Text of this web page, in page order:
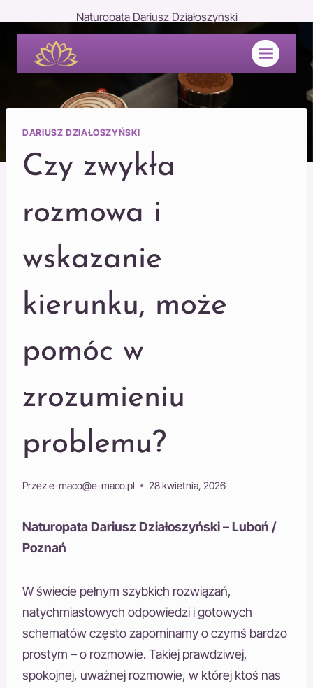
Naturopata Dariusz Działoszyński
DARIUSZ DZIAŁOSZYŃSKI
Czy zwykła
rozmowa i
wskazanie
kierunku, może
pomóc w
zrozumieniu
problemu?
Przeze-maco@e-maco.pl 28 kwietnia, 2026
Naturopata Dariusz Działoszyński – Luboń /
Poznań
W świecie pełnym szybkich rozwiązań,
natychmiastowych odpowiedzi i gotowych
schematów często zapominamy o czymś bardzo
prostym – o rozmowie. Takiej prawdziwej,
spokojnej, uważnej rozmowie, w której ktoś nas